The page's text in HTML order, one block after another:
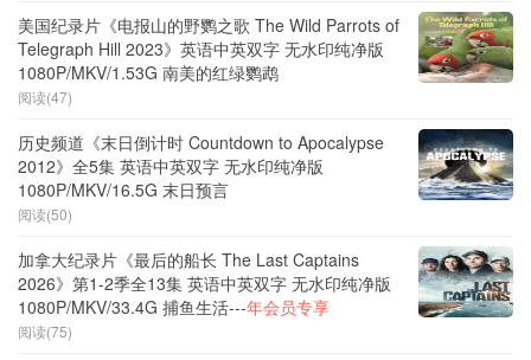
美国纪录片《电报山的野鹦之歌 The Wild Parrots of
Telegraph Hill 2023》英语中英双字 无水印纯净版
1080P/MKV/1.53G 南美的红绿鹦鹉
阅读(47)
历史频道《末日倒计时 Countdown to Apocalypse
2012》全5集 英语中英双字 无水印纯净版
1080P/MKV/16.5G 末日预言
阅读(50)
加拿大纪录片《最后的船长 The Last Captains
2026》第1-2季全13集 英语中英双字 无水印纯净版
1080P/MKV/33.4G 捕鱼生活---年会员专享
阅读(75)